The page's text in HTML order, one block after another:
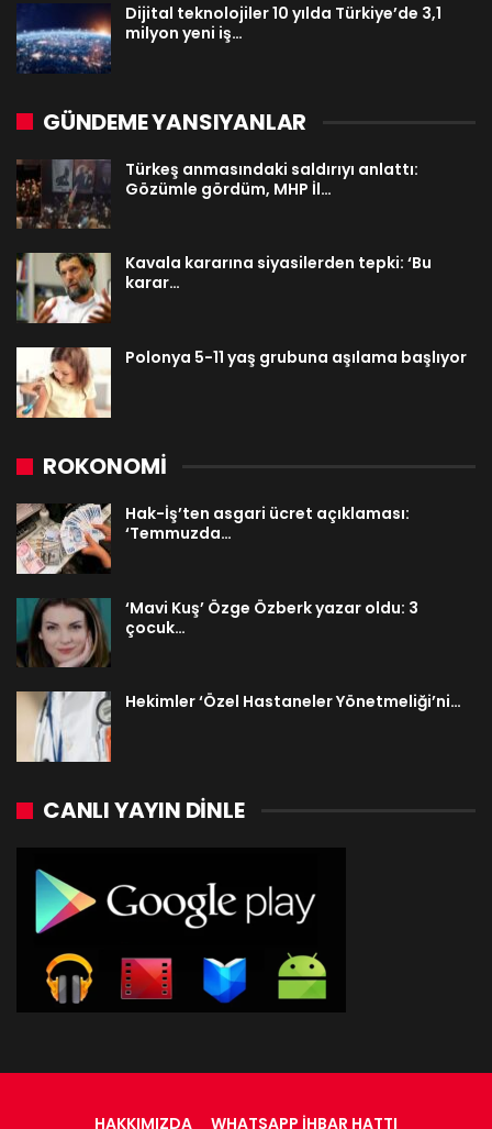
Dijital teknolojiler 10 yılda Türkiye’de 3,1
milyon yeni iş…
GÜNDEME YANSIYANLAR
Türkeş anmasındaki saldırıyı anlattı:
Gözümle gördüm, MHP İl…
Kavala kararına siyasilerden tepki: ‘Bu
karar…
Polonya 5-11 yaş grubuna aşılama başlıyor
ROKONOMİ
Hak-İş’ten asgari ücret açıklaması:
‘Temmuzda…
‘Mavi Kuş’ Özge Özberk yazar oldu: 3
çocuk…
Hekimler ‘Özel Hastaneler Yönetmeliği’ni…
CANLI YAYIN DINLE
HAKKIMIZDA WHATSAPP İHBAR HATTI